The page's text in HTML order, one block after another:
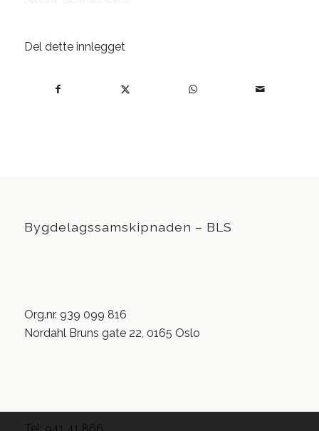
Del dette innlegget
Bygdelagssamskipnaden – BLS
Org.nr. 939 099 816
Nordahl Bruns gate 22, 0165 Oslo
Tel: 941 41 866